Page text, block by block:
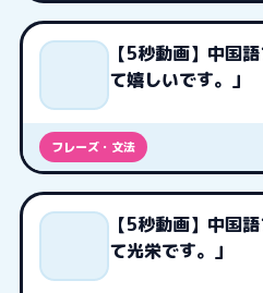
【5秒動画】中国
て嬉しいです。」
フレーズ・文法
【5秒動画】中国
て光栄です。」